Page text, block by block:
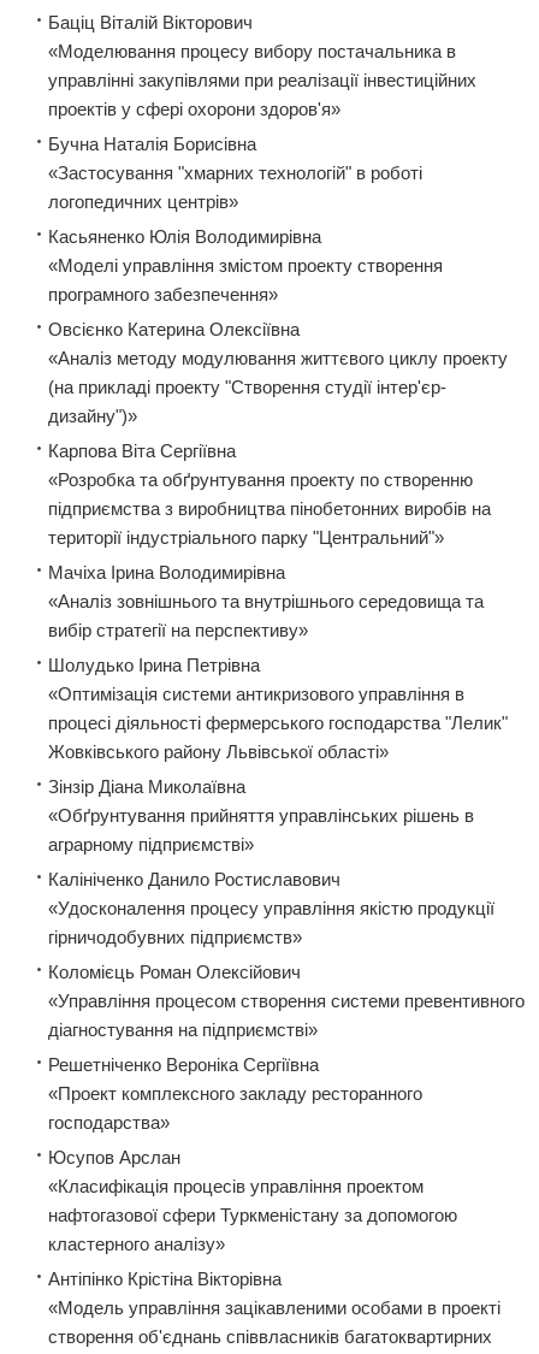
Баціц Віталій Вікторович
«Моделювання процесу вибору постачальника в
управлінні закупівлями при реалізації інвестиційних
проектів у сфері охорони здоров'я»
Бучна Наталія Борисівна
«Застосування "хмарних технологій" в роботі
логопедичних центрів»
Касьяненко Юлія Володимирівна
«Моделі управління змістом проекту створення
програмного забезпечення»
Овсієнко Катерина Олексіївна
«Аналіз методу модулювання життєвого циклу проекту
(на прикладі проекту "Створення студії інтер'єр-
дизайну")»
Карпова Віта Сергіївна
«Розробка та обґрунтування проекту по створенню
підприємства з виробництва пінобетонних виробів на
території індустріального парку "Центральний"»
Мачіха Ірина Володимирівна
«Аналіз зовнішнього та внутрішнього середовища та
вибір стратегії на перспективу»
Шолудько Ірина Петрівна
«Оптимізація системи антикризового управління в
процесі діяльності фермерського господарства "Лелик"
Жовківського району Львівської області»
Зінзір Діана Миколаївна
«Обґрунтування прийняття управлінських рішень в
аграрному підприємстві»
Калініченко Данило Ростиславович
«Удосконалення процесу управління якістю продукції
гірничодобувних підприємств»
Коломієць Роман Олексійович
«Управління процесом створення системи превентивного
діагностування на підприємстві»
Решетніченко Вероніка Сергіївна
«Проект комплексного закладу ресторанного
господарства»
Юсупов Арслан
«Класифікація процесів управління проектом
нафтогазової сфери Туркменістану за допомогою
кластерного аналізу»
Антіпінко Крістіна Вікторівна
«Модель управління зацікавленими особами в проекті
створення об'єднань співвласників багатоквартирних